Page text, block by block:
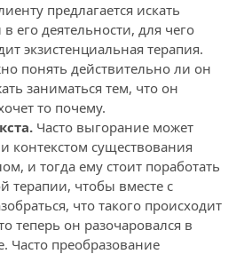
предлагается искать
его деятельности, для чего
экзистенциальная терапия.
понять действительно ли он
заниматься тем, что он
то почему.
Часто выгорание может
контекстом существования
и тогда ему стоит поработать
терапии, чтобы вместе с
что такого происходит
теперь он разочаровался в
Часто преобразование